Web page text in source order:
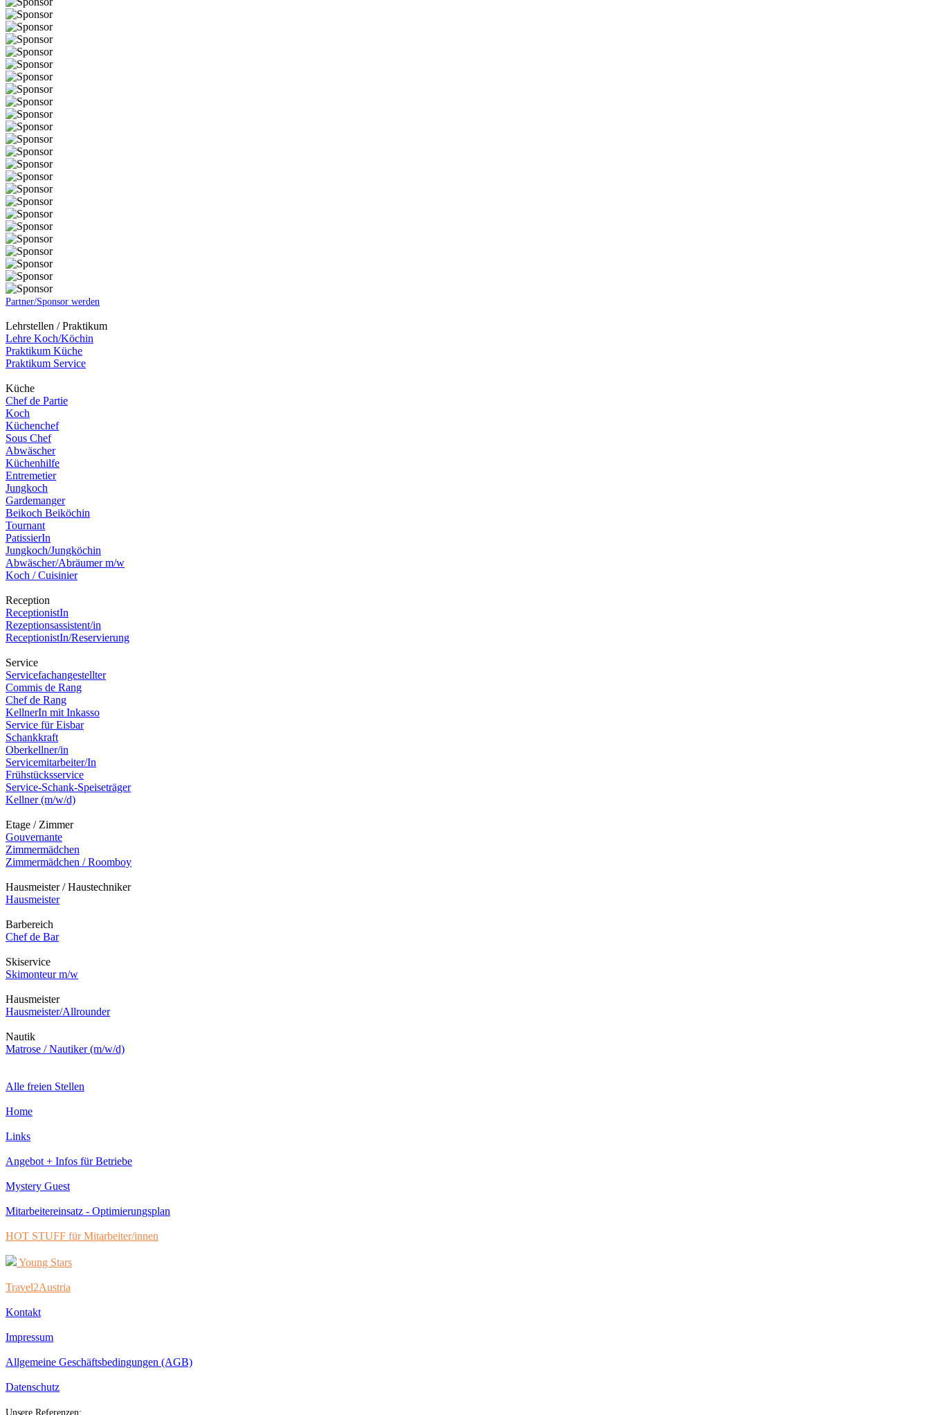
Partner/Sponsor werden
Lehrstellen / Praktikum
Lehre Koch/Köchin
Praktikum Küche
Praktikum Service
Küche
Chef de Partie
Koch
Küchenchef
Sous Chef
Abwäscher
Küchenhilfe
Entremetier
Jungkoch
Gardemanger
Beikoch Beiköchin
Tournant
PatissierIn
Jungkoch/Jungköchin
Abwäscher/Abräumer m/w
Koch / Cuisinier
Reception
ReceptionistIn
Rezeptionsassistent/in
ReceptionistIn/Reservierung
Service
Servicefachangestellter
Commis de Rang
Chef de Rang
KellnerIn mit Inkasso
Service für Eisbar
Schankkraft
Oberkellner/in
Servicemitarbeiter/In
Frühstücksservice
Service-Schank-Speiseträger
Kellner (m/w/d)
Etage / Zimmer
Gouvernante
Zimmermädchen
Zimmermädchen / Roomboy
Hausmeister / Haustechniker
Hausmeister
Barbereich
Chef de Bar
Skiservice
Skimonteur m/w
Hausmeister
Hausmeister/Allrounder
Nautik
Matrose / Nautiker (m/w/d)
Alle freien Stellen
Home
Links
Angebot + Infos für Betriebe
Mystery Guest
Mitarbeitereinsatz - Optimierungsplan
HOT STUFF für Mitarbeiter/innen
Young Stars
Travel2Austria
Kontakt
Impressum
Allgemeine Geschäftsbedingungen (AGB)
Datenschutz
Unsere Referenzen: